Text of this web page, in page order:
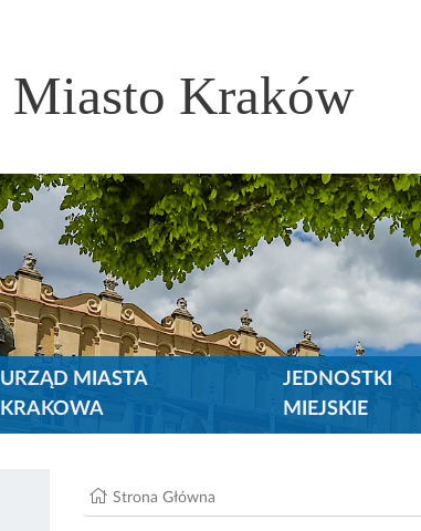
Miasto Kraków
URZĄD MIASTA
KRAKOWA
JEDNOSTKI
MIEJSKIE
Strona Główna